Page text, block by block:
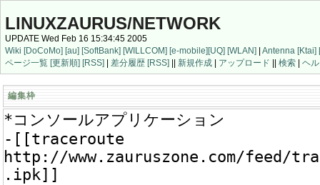
LINUXZAURUS/NETWORK
UPDATE Wed Feb 16 15:34:45 2005
Wiki [DoCoMo] [au] [SoftBank] [WILLCOM] [e-mobile][UQ] [WLAN] | Antenna [Ktai]
ページ一覧 [更新順] [RSS] | 差分履歴 [RSS] || 新規作成 | アップロード || 検索 | ヘ
編集枠